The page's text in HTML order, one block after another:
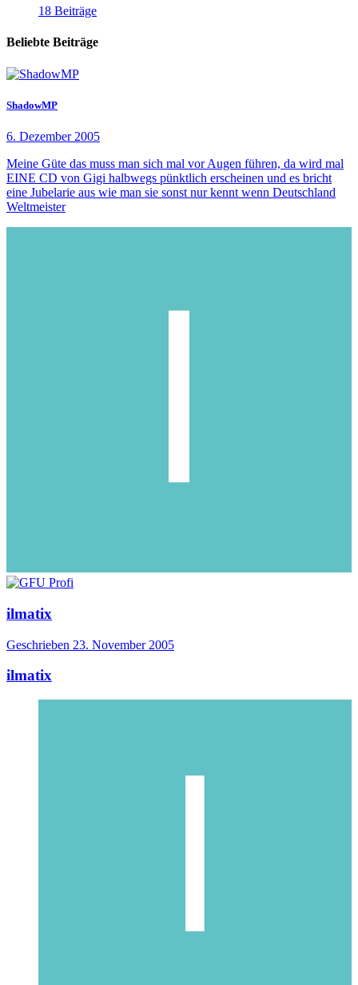
18 Beiträge
Beliebte Beiträge
ShadowMP
6. Dezember 2005
Meine Güte das muss man sich mal vor Augen führen, da wird mal
EINE CD von Gigi halbwegs pünktlich erscheinen und es bricht
eine Jubelarie aus wie man sie sonst nur kennt wenn Deutschland
Weltmeister
ilmatix
Geschrieben 23. November 2005
ilmatix